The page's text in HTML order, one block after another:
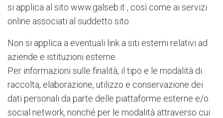
si applica al sito www.galseb.it , così come ai servizi
online associati al suddetto sito.
Non si applica a eventuali link a siti esterni relativi ad
aziende e istituzioni esterne.
Per informazioni sulle finalità, il tipo e le modalità di
raccolta, elaborazione, utilizzo e conservazione dei
dati personali da parte delle piattaforme esterne e/o
social network, nonché per le modalità attraverso cui